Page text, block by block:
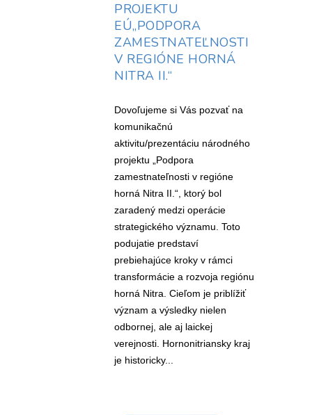
PROJEKTU
EÚ„PODPORA
ZAMESTNATEĽNOSTI
V REGIÓNE HORNÁ
NITRA II.“
Dovoľujeme si Vás pozvať na
komunikačnú
aktivitu/prezentáciu národného
projektu „Podpora
zamestnateľnosti v regióne
horná Nitra II.“, ktorý bol
zaradený medzi operácie
strategického významu. Toto
podujatie predstaví
prebiehajúce kroky v rámci
transformácie a rozvoja regiónu
horná Nitra. Cieľom je priblížiť
význam a výsledky nielen
odbornej, ale aj laickej
verejnosti. Hornonitriansky kraj
je historicky...